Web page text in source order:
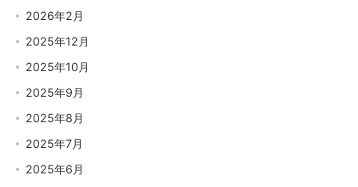
2026年2月
2025年12月
2025年10月
2025年9月
2025年8月
2025年7月
2025年6月